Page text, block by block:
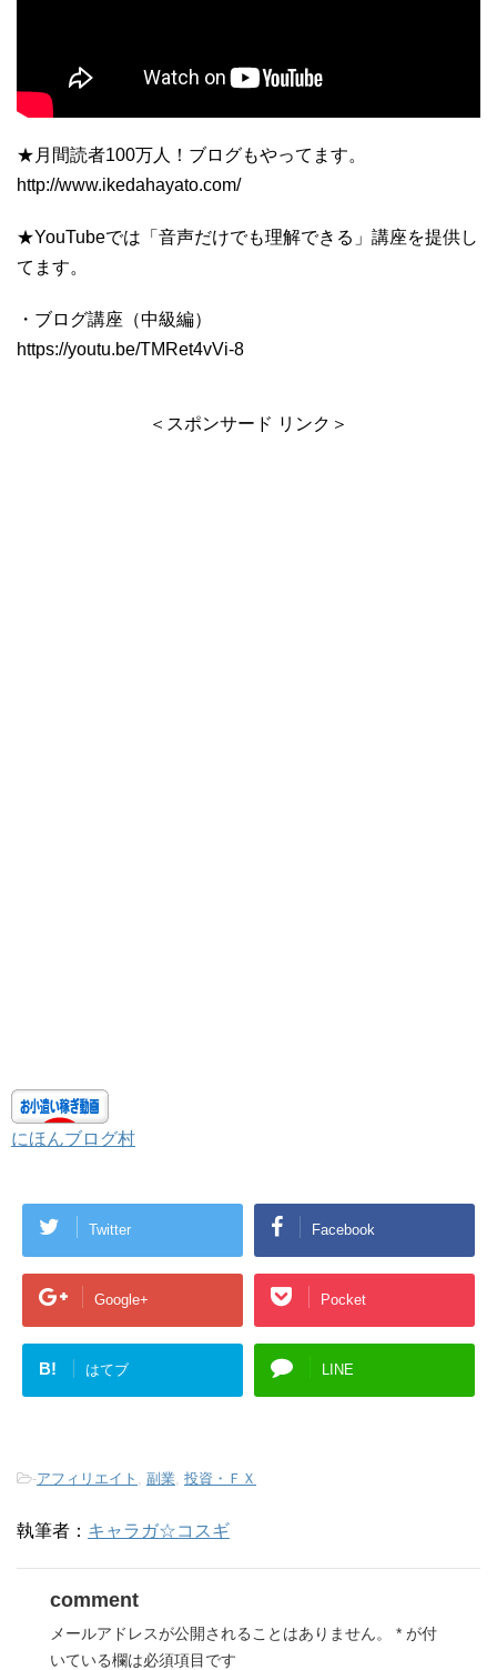
★月間読者100万人！ブログもやってます。
http://www.ikedahayato.com/
★YouTubeでは「音声だけでも理解できる」講座を提供し
てます。
・ブログ講座（中級編）
https://youtu.be/TMRet4vVi-8
＜スポンサード リンク＞
にほんブログ村
Twitter Facebook
Google+ Pocket
B! はてブ LINE
-アフィリエイト 副業 投資・ＦＸ
執筆者： キャラガ☆コスギ
comment
メールアドレスが公開されることはありません。 * が付
いている欄は必須項目です